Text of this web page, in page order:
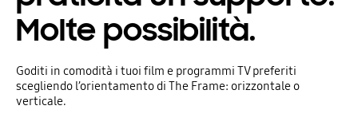
Molte possibilità.
Goditi in comodità i tuoi film e programmi TV preferiti
scegliendo l’orientamento di The Frame: orizzontale o
verticale.